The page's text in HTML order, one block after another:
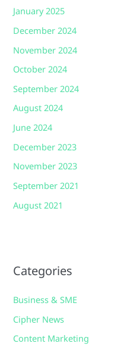
January 2025
December 2024
November 2024
October 2024
September 2024
August 2024
June 2024
December 2023
November 2023
September 2021
August 2021
Categories
Business & SME
Cipher News
Content Marketing